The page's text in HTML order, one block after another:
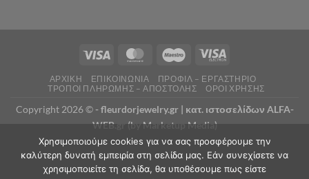
ΑΡΧΙΚΗ ΕΠΙΚΟΙΝΩΝΙΑ
ΠΡΟΦΙΛ – ΕΡΓΑΣΤΗΡΙΟ
ΤΡΟΠΟΙ ΠΛΗΡΩΜΗΣ – ΑΠΟΣΤΟΛΗΣ
ΟΡΟΙ ΧΡΗΣΗΣ
Copyright 2026 ©- fleurdorjewelry.gr | κατ. ιστοσελίδων ALFA-
WEB.gr (by Marketup Media)
Χρησιμοποιούμε cookies για να σας προσφέρουμε την
καλύτερη δυνατή εμπειρία στη σελίδα μας. Εάν συνεχίσετε να
χρησιμοποιείτε τη σελίδα, θα υποθέσουμε πως είστε